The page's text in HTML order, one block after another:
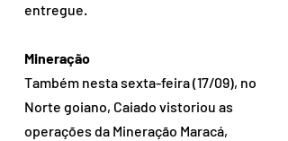
entregue.
Mineração
Também nesta sexta-feira (17/09), no
Norte goiano, Caiado vistoriou as
operações da Mineração Maracá,